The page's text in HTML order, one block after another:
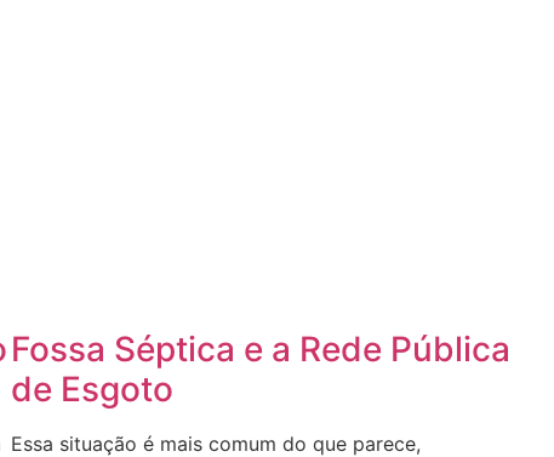
Fossa Séptica e a Rede Pública
de Esgoto
Essa situação é mais comum do que parece,